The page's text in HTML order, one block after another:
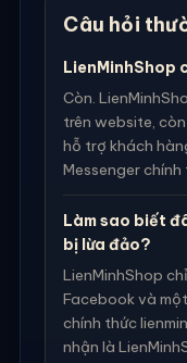
Câu hỏi
LienMinhShop
Còn.
trên website,
hỗ trợ khách
Messenger chính
Làm sao biết
bị lừa đảo?
LienMinhShop
Facebook và
chính thức
nhận là